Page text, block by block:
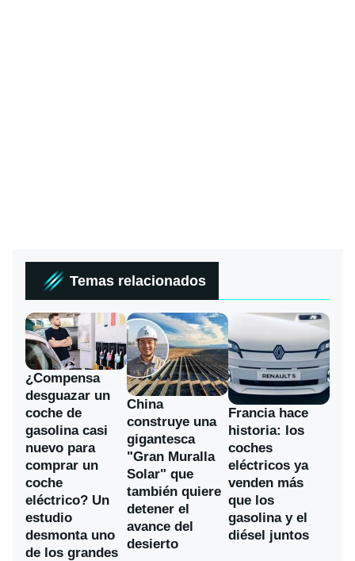
Temas relacionados
¿Compensa
desguazar un
coche de
gasolina casi
nuevo para
comprar un
coche
eléctrico? Un
estudio
desmonta uno
de los grandes
China
construye una
gigantesca
"Gran Muralla
Solar" que
también quiere
detener el
avance del
desierto
Francia hace
historia: los
coches
eléctricos ya
venden más
que los
gasolina y el
diésel juntos